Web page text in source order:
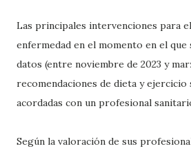
Las principales intervenciones para
enfermedad en el momento en el
datos (entre noviembre de 2023 y
recomendaciones de dieta y ejercicio
acordadas con un profesional
Según la valoración de sus